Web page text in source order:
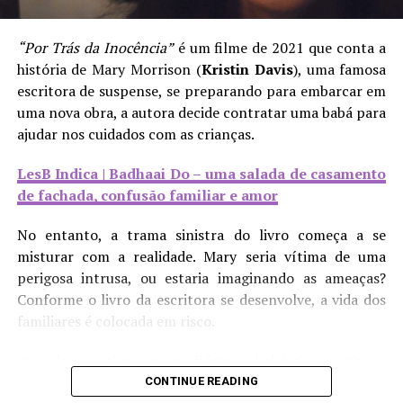
contra as outras, mesmo que de forma velada.
LesB Saúde | A solidão de mulheres sáficas
Consequentemente, isso deixa explícito o quanto essa
competitividade é um empecilho para o fortalecimento
de nós, mulheres LGBTQIA+, tanto de forma coletiva
acolhimento umas com as outras e, enquanto grupo,
politicamente falando. Afastar-nos desse lugar de afeto
que merecemos reforça as ações estereotipadas que nos
agridem. Desse modo, é importante reforçar a
importância de não reproduzir essas atitudes que
influenciam nossa saúde mental, para, assim, gerar
acolhimento de todas as formas enquanto comunidade.
“Por Trás da Inocência”é um filme de 2021 que conta a
história de Mary Morrison (Kristin Davis), uma famosa
escritora de suspense, se preparando para embarcar em
uma nova obra, a autora decide contratar uma babá para
ajudar nos cuidados com as crianças.
LesB Indica | Badhaai Do – uma salada de casamento
de fachada, confusão familiar e amor
No entanto, a trama sinistra do livro começa a se
misturar com a realidade. Mary seria vítima de uma
perigosa intrusa, ou estaria imaginando as ameaças?
Conforme o livro da escritora se desenvolve, a vida dos
familiares é colocada em risco.
) entrar pela porta, ela faz uma cara de
CONTINUE READING